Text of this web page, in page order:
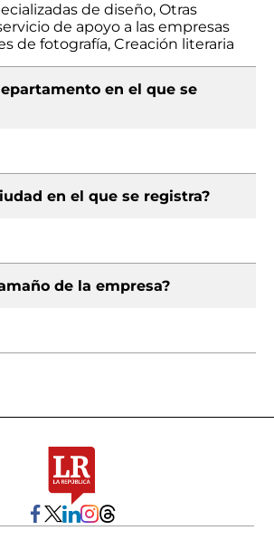
de diseño, Otras
de apoyo a las empresas
de fotografía, Creación literaria
en el que se
en el que se registra?
de la empresa?